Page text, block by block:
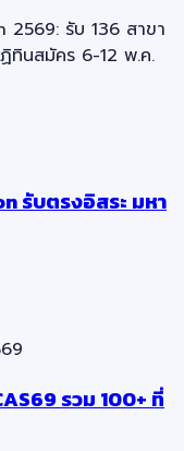
2569: รับ 136 สาขา
ทินสมัคร 6-12 พ.ค.
รับตรงอิสระ มหา
รวม 100+ ที่